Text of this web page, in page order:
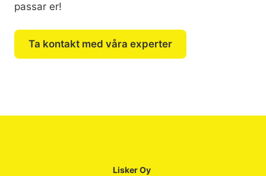
passar er!
Ta kontakt med våra experter
Lisker Oy